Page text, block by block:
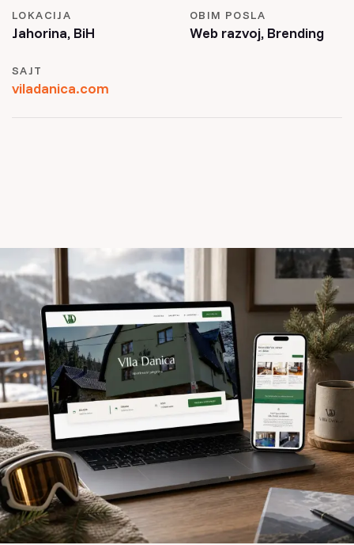
LOKACIJA
Jahorina, BiH
OBIM POSLA
Web razvoj, Brending
SAJT
viladanica.com